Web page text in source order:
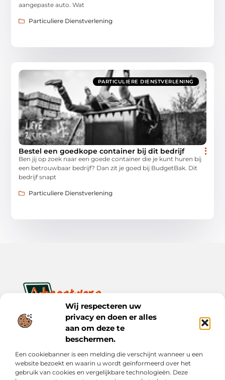
Wij respecteren uw
privacy en doen er alles
aan om deze te
beschermen.
Een cookiebanner is een melding die verschijnt wanneer u een
website bezoekt en waarin u wordt geïnformeerd over het
gebruik van cookies en vergelijkbare technologieën. Deze
aangepaste auto. Wat
Particuliere Dienstverlening
PARTICULIERE DIENSTVERLENING
Bestel een goedkope container bij dit bedrijf
Ben jij op zoek naar een goede container die je kunt huren bij
een betrouwbaar bedrijf? Dan zit je goed bij BudgetBak. Dit
bedrijf snapt
Particuliere Dienstverlening
Ontwerp je dagelijks leven met inspiratie en verhalen.
Ontdek praktische tips, creatieve ideeën en waardevolle
inzichten op Bnontwerp.nl.
Bericht categorie